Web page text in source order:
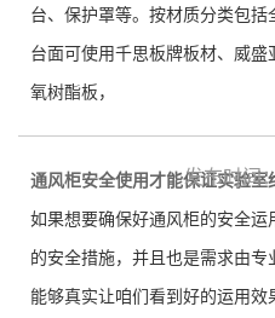
台、保护罩等。按材质分类包括
台面可使用千思板牌板材、威
氧树酯板，
通风柜安全使用才能保证实验室
如果想要确保好通风柜的安全
的安全措施，并且也是需求由
能够真实让咱们看到好的运用
发布时间